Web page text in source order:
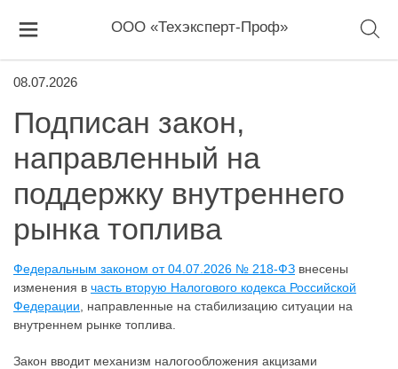
ООО «Техэксперт-Проф»
08.07.2026
Подписан закон,
направленный на
поддержку внутреннего
рынка топлива
Федеральным законом от 04.07.2026 № 218-ФЗ внесены
изменения в часть вторую Налогового кодекса Российской
Федерации , направленные на стабилизацию ситуации на
внутреннем рынке топлива.
Закон вводит механизм налогообложения акцизами